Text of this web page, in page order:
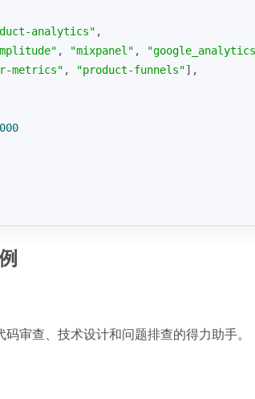
analytics" ,
, "mixpanel" ,
metrics" , "product-funnels"],
审查、技术设计和问题排查的得力助手。